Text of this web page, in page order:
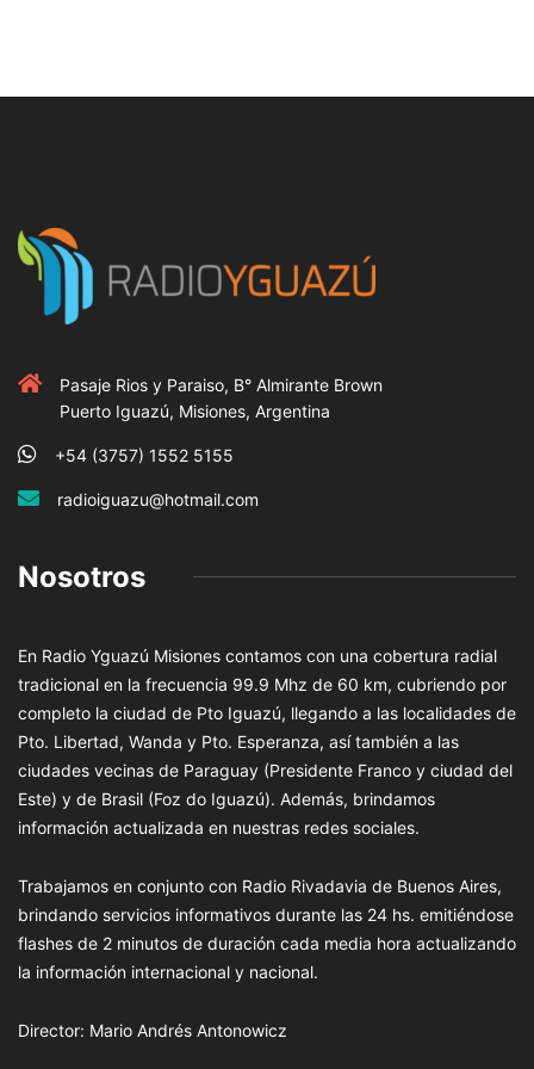
Pasaje Rios y Paraiso, B° Almirante Brown
Puerto Iguazú, Misiones, Argentina
+54 (3757) 1552 5155
radioiguazu@hotmail.com
Nosotros
En Radio Yguazú Misiones contamos con una cobertura radial
tradicional en la frecuencia 99.9 Mhz de 60 km, cubriendo por
completo la ciudad de Pto Iguazú, llegando a las localidades de
Pto. Libertad, Wanda y Pto. Esperanza, así también a las
ciudades vecinas de Paraguay (Presidente Franco y ciudad del
Este) y de Brasil (Foz do Iguazú). Además, brindamos
información actualizada en nuestras redes sociales.
Trabajamos en conjunto con Radio Rivadavia de Buenos Aires,
brindando servicios informativos durante las 24 hs. emitiéndose
flashes de 2 minutos de duración cada media hora actualizando
la información internacional y nacional.
Director: Mario Andrés Antonowicz